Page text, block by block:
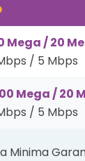
Mega / 20
/ 5 Mbps
Mega / 20
/ 5 Mbps
Minima